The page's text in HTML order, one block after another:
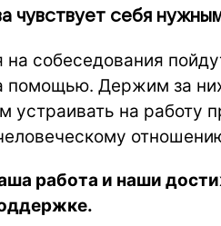
чувствует себя
собеседования
помощью. Держим за
на работу
работа и наши